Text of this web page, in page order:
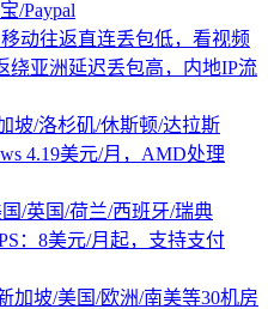
/Paypal
动往返直连丢包低，看视频
绕亚洲延迟丢包高，内地IP流
坡/洛杉矶/休斯顿/达拉斯
4.19美元/月，AMD处理
/英国/荷兰/西班牙/瑞典
：8美元/月起，支持支付
加坡/美国/欧洲/南美等30机房